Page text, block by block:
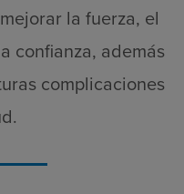
la fuerza, el
confianza, además
complicaciones